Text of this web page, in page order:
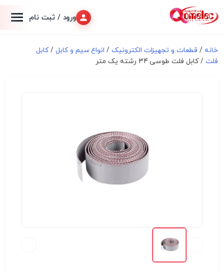
ورود / ثبت نام
خانه / قطعات و تجهیزات الکترونیک/ انواع سیم و کابل/کابل
فلت / کابل فلت طوسی 34 رشته یک متر